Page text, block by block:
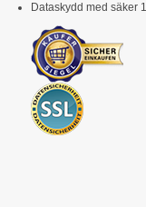
Dataskydd med säker